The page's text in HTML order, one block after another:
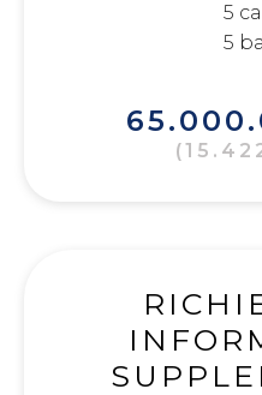
5
5